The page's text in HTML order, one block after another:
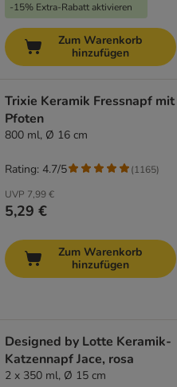
-15% Extra-Rabatt aktivieren
Zum Warenkorb
hinzufügen
Trixie Keramik Fressnapf mit
Pfoten
800 ml, Ø 16 cm
UVP 7,99 €
5,29 €
Rating: 4.7/5 (1165)
Zum Warenkorb
hinzufügen
Designed by Lotte Keramik-
Katzennapf Jace, rosa
2 x 350 ml, Ø 15 cm